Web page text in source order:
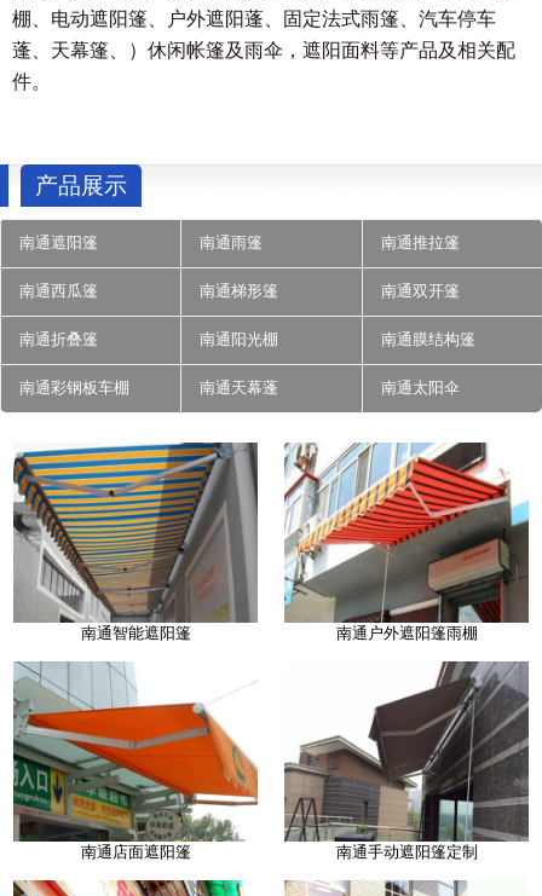
棚、电动遮阳篷、户外遮阳蓬、固定法式雨篷、汽车停车
蓬、天幕篷、）休闲帐篷及雨伞，遮阳面料等产品及相关配
件。
产品展示
南通遮阳篷 南通雨篷 南通推拉篷
南通西瓜篷 南通梯形篷 南通双开篷
南通折叠篷 南通阳光棚 南通膜结构篷
南通彩钢板车棚 南通天幕蓬 南通太阳伞
南通智能遮阳篷 南通户外遮阳篷雨棚
南通店面遮阳篷 南通手动遮阳篷定制